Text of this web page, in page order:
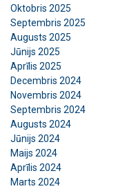
Oktobris 2025
Septembris 2025
Augusts 2025
Jūnijs 2025
Aprīlis 2025
Decembris 2024
Novembris 2024
Septembris 2024
Augusts 2024
Jūnijs 2024
Maijs 2024
Aprīlis 2024
Marts 2024